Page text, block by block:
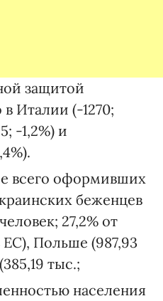
защитой
Италии (-1270;
-1,2%) и
всего оформивших
беженцев
27,2% от
Польше (987,93
тыс.;
населения